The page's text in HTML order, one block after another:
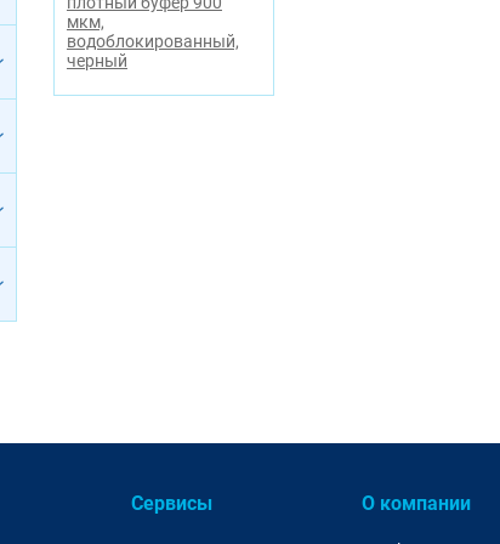
мкм,
водоблокированный,
черный
Сервисы О компании